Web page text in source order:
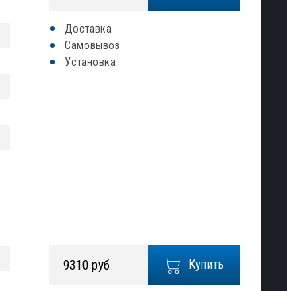
Доставка
Самовывоз
Установка
Купить
9310 руб.